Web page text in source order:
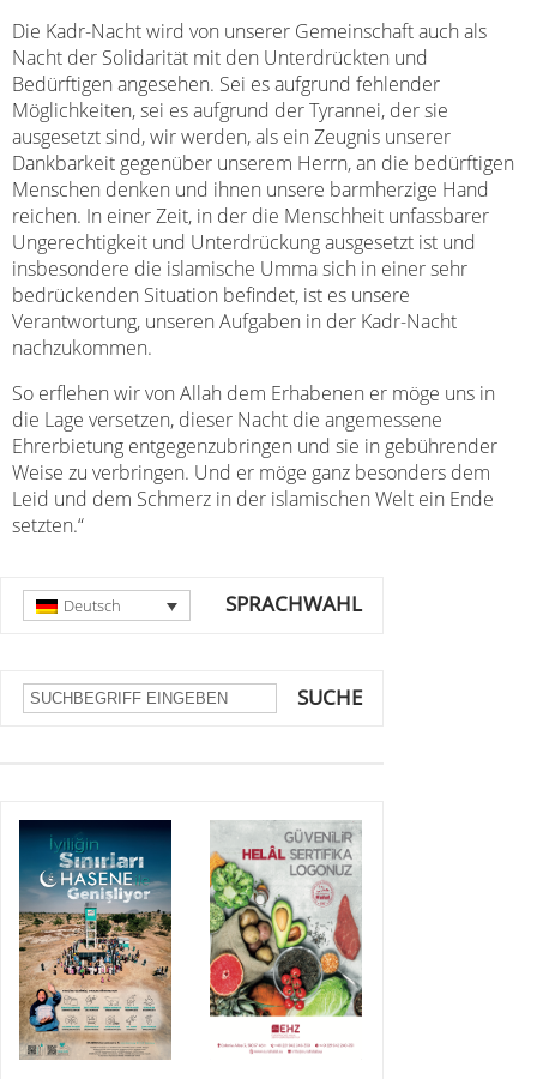
Die Kadr-Nacht wird von unserer Gemeinschaft auch als
Nacht der Solidarität mit den Unterdrückten und
Bedürftigen angesehen. Sei es aufgrund fehlender
Möglichkeiten, sei es aufgrund der Tyrannei, der sie
ausgesetzt sind, wir werden, als ein Zeugnis unserer
Dankbarkeit gegenüber unserem Herrn, an die bedürftigen
Menschen denken und ihnen unsere barmherzige Hand
reichen. In einer Zeit, in der die Menschheit unfassbarer
Ungerechtigkeit und Unterdrückung ausgesetzt ist und
insbesondere die islamische Umma sich in einer sehr
bedrückenden Situation befindet, ist es unsere
Verantwortung, unseren Aufgaben in der Kadr-Nacht
nachzukommen.
So erflehen wir von Allah dem Erhabenen er möge uns in
die Lage versetzen, dieser Nacht die angemessene
Ehrerbietung entgegenzubringen und sie in gebührender
Weise zu verbringen. Und er möge ganz besonders dem
Leid und dem Schmerz in der islamischen Welt ein Ende
setzten.“
SPRACHWAHL
Deutsch
SUCHE